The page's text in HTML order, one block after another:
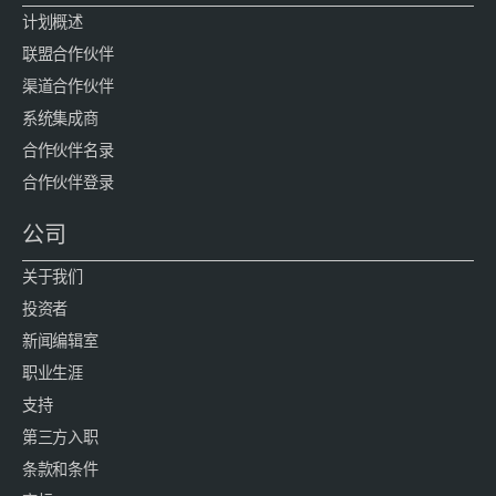
计划概述
联盟合作伙伴
渠道合作伙伴
系统集成商
合作伙伴名录
合作伙伴登录
公司
关于我们
投资者
新闻编辑室
职业生涯
支持
第三方入职
条款和条件